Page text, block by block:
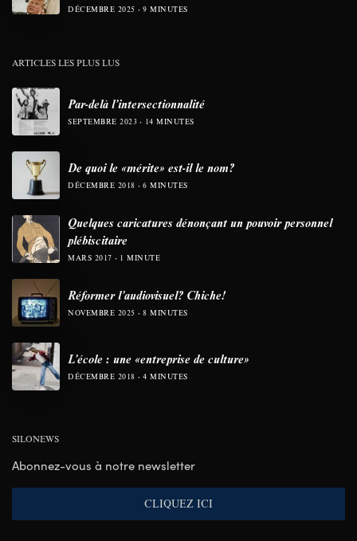
DÉCEMBRE 2025 9 MINUTES
ARTICLES LES PLUS LUS
Par-delà l’intersectionnalité
SEPTEMBRE 2023 14 MINUTES
De quoi le «mérite» est-il le nom?
DÉCEMBRE 2018 6 MINUTES
Quelques caricatures dénonçant un pouvoir personnel
plébiscitaire
MARS 2017 1 MINUTE
Réformer l’audiovisuel? Chiche!
NOVEMBRE 2025 8 MINUTES
L’école : une «entreprise de culture»
DÉCEMBRE 2018 4 MINUTES
SILONEWS
Abonnez-vous à notre newsletter
CLIQUEZ ICI